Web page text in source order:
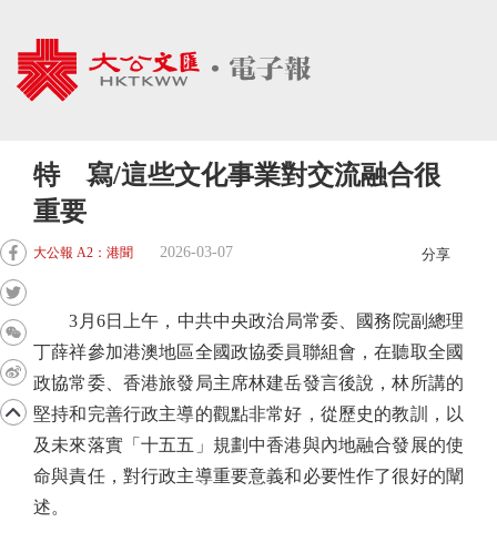
特 寫/這些文化事業對交流融合很
重要
大公報 A2：港聞 2026-03-07 分享
3月6日上午，中共中央政治局常委、國務院副總理
丁薛祥參加港澳地區全國政協委員聯組會，在聽取全國
政協常委、香港旅發局主席林建岳發言後說，林所講的
堅持和完善行政主導的觀點非常好，從歷史的教訓，以
及未來落實「十五五」規劃中香港與內地融合發展的使
命與責任，對行政主導重要意義和必要性作了很好的闡
述。